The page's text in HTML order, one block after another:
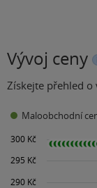
Vývoj ceny
Získejte přehled o
Maloobchodní